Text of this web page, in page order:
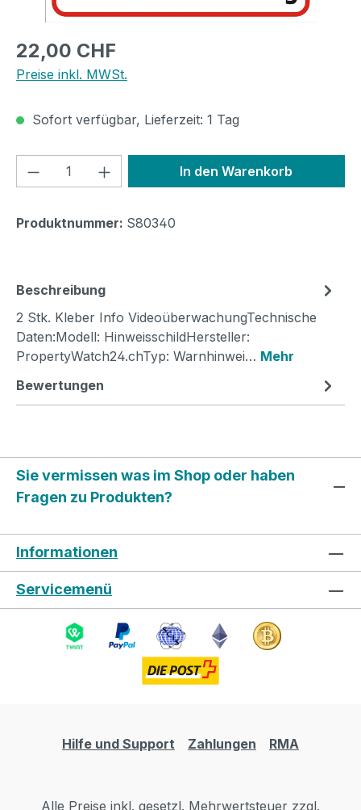
Regulärer Preis:
22,00 CHF
Preise inkl. MWSt.
Sofort verfügbar, Lieferzeit: 1 Tag
Produkt Anzahl: Gib denIn den Warenkorb
Produktnummer: S80340
Beschreibung
2 Stk. Kleber Info VideoüberwachungTechnische
Daten:Modell: HinweisschildHersteller:
PropertyWatch24.chTyp: Warnhinwei… Mehr
Bewertungen
Sie vermissen was im Shop oder haben
Fragen zu Produkten?
Informationen
Servicemenü
Hilfe und Support Zahlungen RMA
Alle Preise inkl. gesetzl. Mehrwertsteuer zzgl.